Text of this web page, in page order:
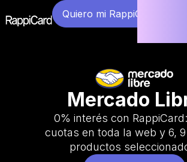
Quiero mi RappiCard
Mercado
0% interés con
cuotas en toda la web y 6, 9
productos